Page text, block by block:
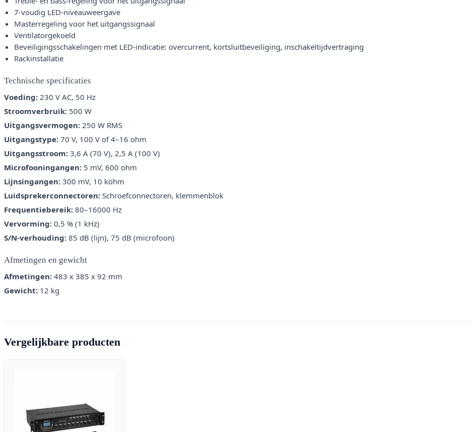
7-voudig LED-niveauweergave
Masterregeling voor het uitgangssignaal
Ventilatorgekoeld
Beveiligingsschakelingen met LED-indicatie: overcurrent, kortsluitbeveiliging, inschakeltijdvertraging
Rackinstallatie
Technische specificaties
Voeding: 230 V AC, 50 Hz
Stroomverbruik: 500 W
Uitgangsvermogen: 250 W RMS
Uitgangstype: 70 V, 100 V of 4–16 ohm
Uitgangsstroom: 3,6 A (70 V), 2,5 A (100 V)
Microfooningangen: 5 mV, 600 ohm
Lijnsingangen: 300 mV, 10 kohm
Luidsprekerconnectoren: Schroefconnectoren, klemmenblok
Frequentiebereik: 80–16000 Hz
Vervorming: 0,5 % (1 kHz)
S/N-verhouding: 85 dB (lijn), 75 dB (microfoon)
Afmetingen en gewicht
Afmetingen: 483 x 385 x 92 mm
Gewicht: 12 kg
Vergelijkbare producten